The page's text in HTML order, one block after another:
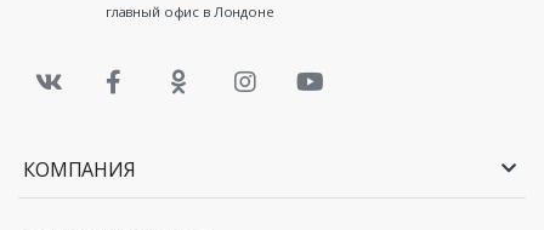
главный офис в Лондоне
КОМПАНИЯ